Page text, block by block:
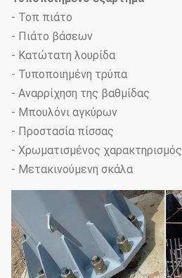
- Τοπ πιάτο
- Πιάτο βάσεων
- Κατώτατη λουρίδα
- Τυποποιημένη τρύπα
- Αναρρίχηση της βαθμίδας
- Μπουλόνι αγκύρων
- Προστασία πίσσας
- Χρωματισμένος χαρακτηρισμός
- Μετακινούμενη σκάλα